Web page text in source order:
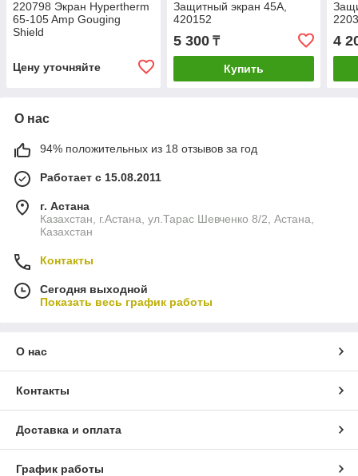
220798 Экран Hypertherm
65-105 Amp Gouging
Shield
Цену уточняйте
Защитный экран 45А,
420152
5 300₸
Купить
4
О нас
94% положительных из 18 отзывов за год
Работает с 15.08.2011
г. Астана
Казахстан, г.Астана, ул.Тарас Шевченко 8/2, Астана,
Казахстан
Контакты
Сегодня выходной
Показать весь график работы
О нас
Контакты
Доставка и оплата
График работы